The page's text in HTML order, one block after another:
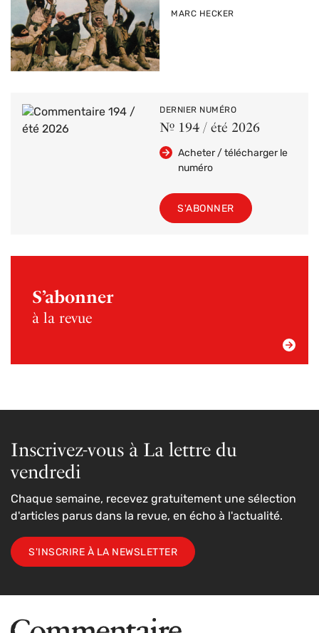
PAR
MARC HECKER
DERNIER NUMÉRO
Nº 194 / été 2026
Acheter / télécharger le
numéro
S'ABONNER
S’abonner
à la revue
Inscrivez-vous à La lettre du
vendredi
Chaque semaine, recevez gratuitement une sélection
d'articles parus dans la revue, en écho à l'actualité.
S'INSCRIRE À LA NEWSLETTER